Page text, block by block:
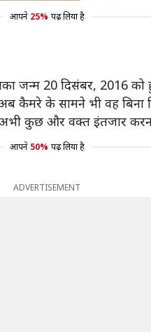
आपने 25% पढ़ लिया है
जन्म 20 दिसंबर, 2016 को
कैमरे के सामने भी वह
कुछ और वक्त इंतजार करना
आपने 50% पढ़ लिया है
ADVERTISEMENT